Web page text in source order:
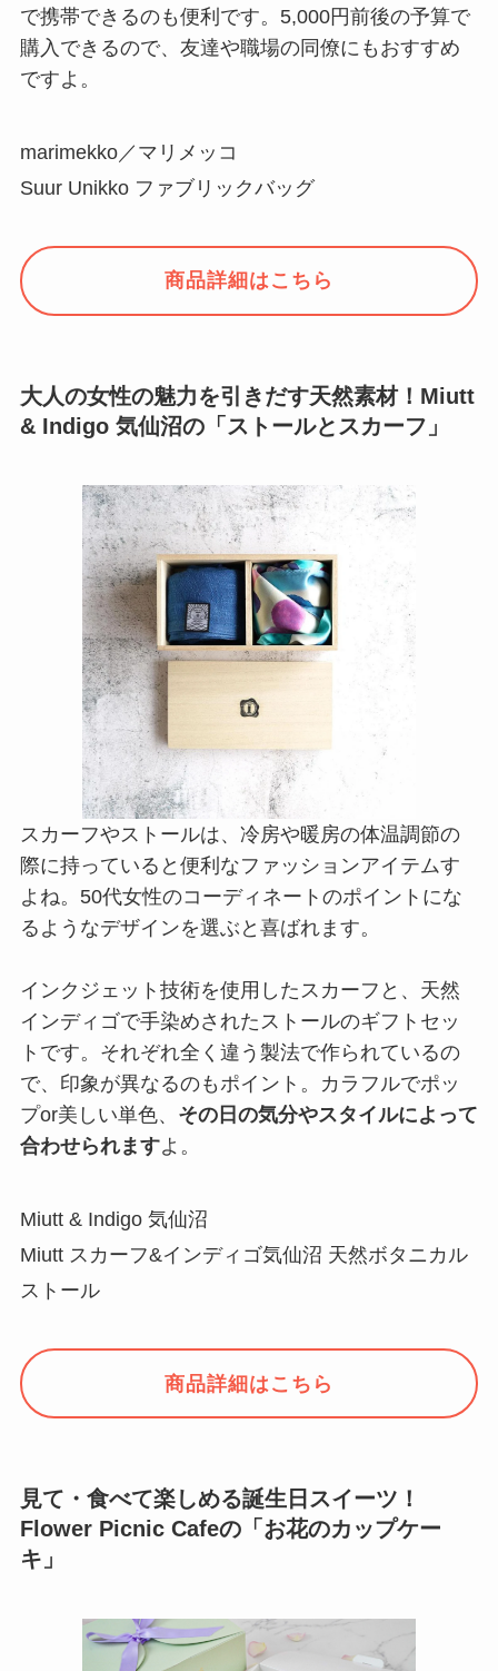
で携帯できるのも便利です。5,000円前後の予算で
購入できるので、友達や職場の同僚にもおすすめ
ですよ。
marimekko／マリメッコ
Suur Unikko ファブリックバッグ
商品詳細はこちら
大人の女性の魅力を引きだす天然素材！Miutt
& Indigo 気仙沼の「ストールとスカーフ」
スカーフやストールは、冷房や暖房の体温調節の
際に持っていると便利なファッションアイテムす
よね。50代女性のコーディネートのポイントにな
るようなデザインを選ぶと喜ばれます。
インクジェット技術を使用したスカーフと、天然
インディゴで手染めされたストールのギフトセッ
トです。それぞれ全く違う製法で作られているの
で、印象が異なるのもポイント。カラフルでポッ
プor美しい単色、 その日の気分やスタイルによって
合わせられますよ。
Miutt & Indigo 気仙沼
Miutt スカーフ&インディゴ気仙沼 天然ボタニカル
ストール
商品詳細はこちら
見て・食べて楽しめる誕生日スイーツ！
Flower Picnic Cafeの「お花のカップケー
キ」